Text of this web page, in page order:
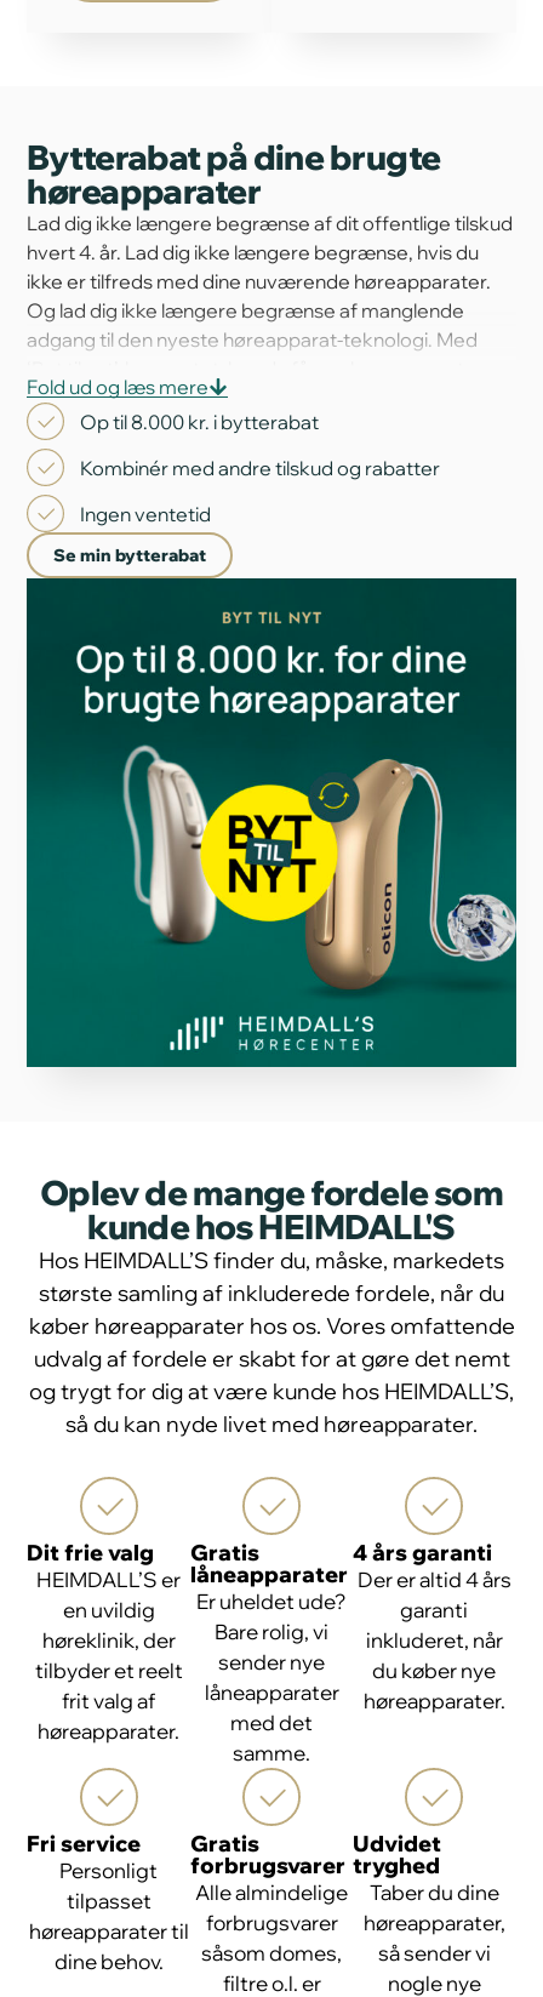
Bytterabat på dine brugte
høreapparater
Lad dig ikke længere begrænse af dit offentlige tilskud
hvert 4. år. Lad dig ikke længere begrænse, hvis du
ikke er tilfreds med dine nuværende høreapparater.
Og lad dig ikke længere begrænse af manglende
adgang til den nyeste høreapparat-teknologi. Med
når det passer dig.
Vores specialister står klar til at rådgive dig om,
hvordan du får mest værdi for dine brugte
høreapparater og kombinerer rabatter for maksimal
besparelse.
Fold ud og læs mere
Op til 8.000 kr. i bytterabat
Kombinér med andre tilskud og rabatter
Ingen ventetid
Se min bytterabat
Oplev de mange fordele som
kunde hos HEIMDALL'S
Hos HEIMDALL’S finder du, måske, markedets
største samling af inkluderede fordele, når du
køber høreapparater hos os. Vores omfattende
udvalg af fordele er skabt for at gøre det nemt
og trygt for dig at være kunde hos HEIMDALL’S,
så du kan nyde livet med høreapparater.
Dit frie valg
HEIMDALL’S er
en uvildig
høreklinik, der
tilbyder et reelt
frit valg af
høreapparater.
Gratis
låneapparater
Er uheldet ude?
Bare rolig, vi
sender nye
låneapparater
med det
samme.
4 års garanti
Der er altid 4 års
garanti
inkluderet, når
du køber nye
høreapparater.
Fri service
Personligt
tilpasset
høreapparater til
dine behov.
Gratis
forbrugsvarer
Alle almindelige
forbrugsvarer
såsom domes,
filtre o.l. er
Udvidet
tryghed
Taber du dine
høreapparater,
så sender vi
nogle nye